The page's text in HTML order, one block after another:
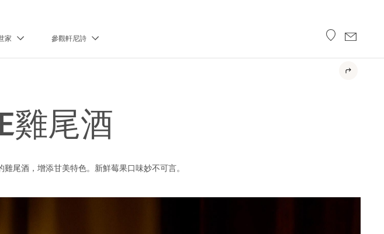
家 參觀軒尼詩
雞尾酒
尾酒，增添甘美特色。新鮮莓果口味妙不可言。